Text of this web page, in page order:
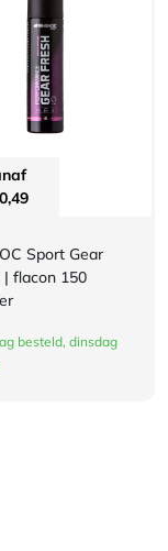
Sport Gear
| flacon 150
besteld, dinsdag